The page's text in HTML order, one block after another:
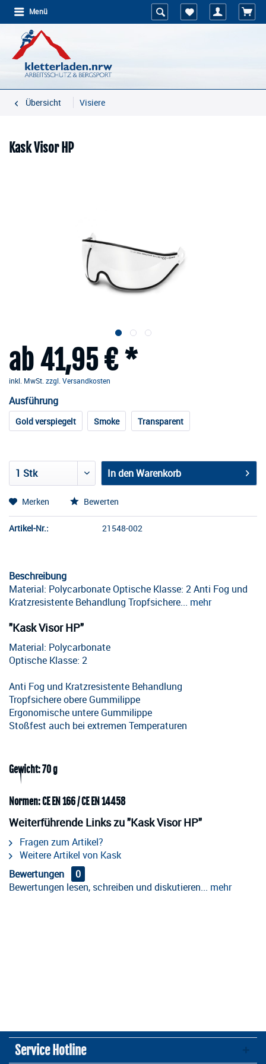
Menü
Übersicht Visiere
Kask Visor HP
ab 41,95 € *
inkl. MwSt. zzgl. Versandkosten
Ausführung
Gold verspiegelt Smoke Transparent
In denWarenkorb
Merken Bewerten
Artikel-Nr.: 21548-002
Beschreibung
Material: Polycarbonate Optische Klasse: 2 Anti Fog und
Kratzresistente Behandlung Tropfsichere... mehr
"Kask Visor HP"
Material: Polycarbonate
Optische Klasse: 2
Anti Fog und Kratzresistente Behandlung
Tropfsichere obere Gummilippe
Ergonomische untere Gummilippe
Stoßfest auch bei extremen Temperaturen
Gewicht: 70 g
Normen: CE EN 166 / CE EN 14458
Weiterführende Links zu "Kask Visor HP"
Fragen zum Artikel?
Weitere Artikel von Kask
Bewertungen
0
Bewertungen lesen, schreiben und diskutieren... mehr
Service Hotline